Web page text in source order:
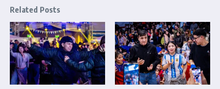
Related Posts